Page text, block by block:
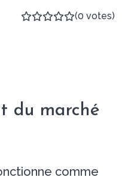
(0 votes)
du marché
comme